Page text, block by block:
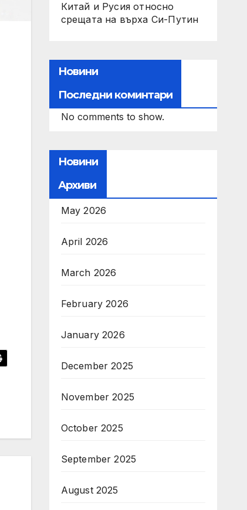
Китай и Русия относно
срещата на върха Си-Путин
Новини
Последни коминтари
No comments to show.
Новини
Архиви
May 2026
April 2026
March 2026
February 2026
January 2026
December 2025
November 2025
October 2025
September 2025
August 2025